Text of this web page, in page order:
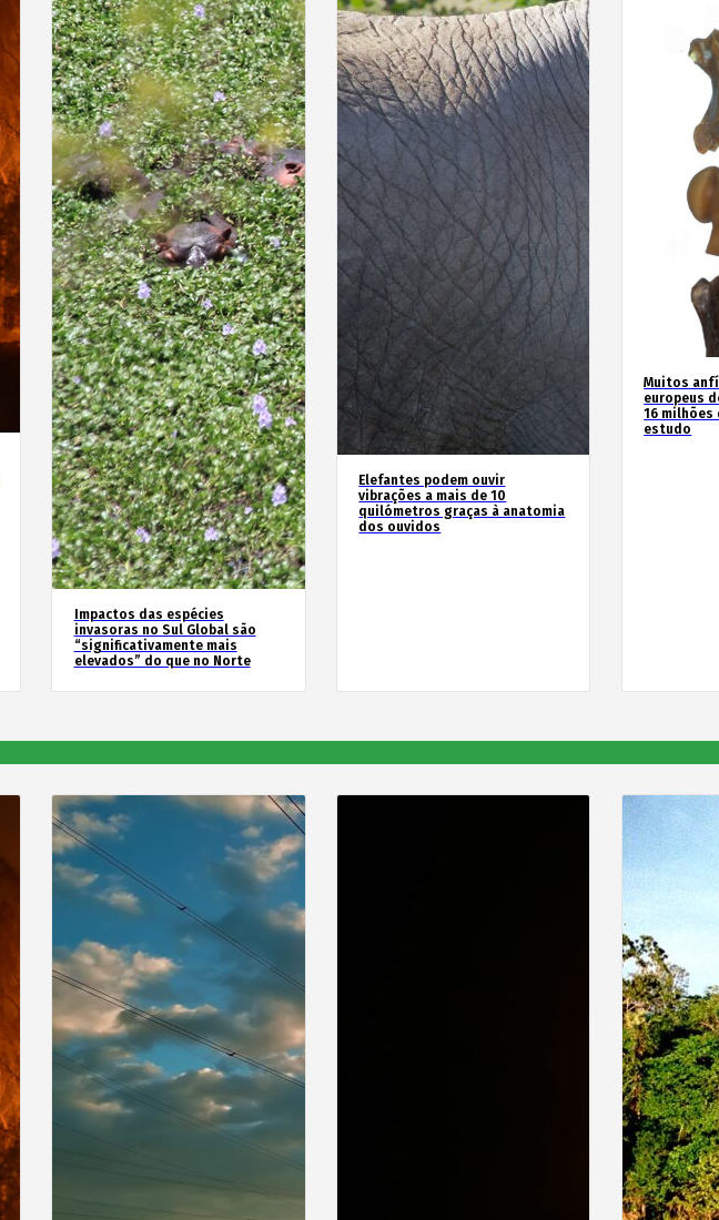
Impactos das espécies
invasoras no Sul Global são
“significativamente mais
elevados” do que no Norte
Elefantes podem ouvir
vibrações a mais de 10
quilómetros graças à anatomia
dos ouvidos
Muitos
europeus
16 milhões
estudo